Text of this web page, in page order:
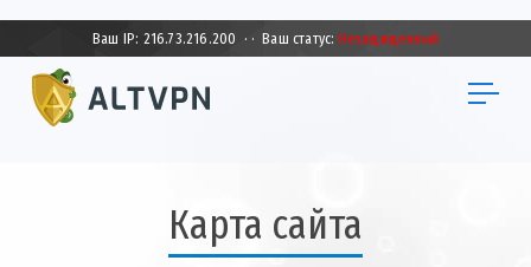
Ваш IP: 216.73.216.200 · · Ваш статус: Незащищенный
Карта сайта